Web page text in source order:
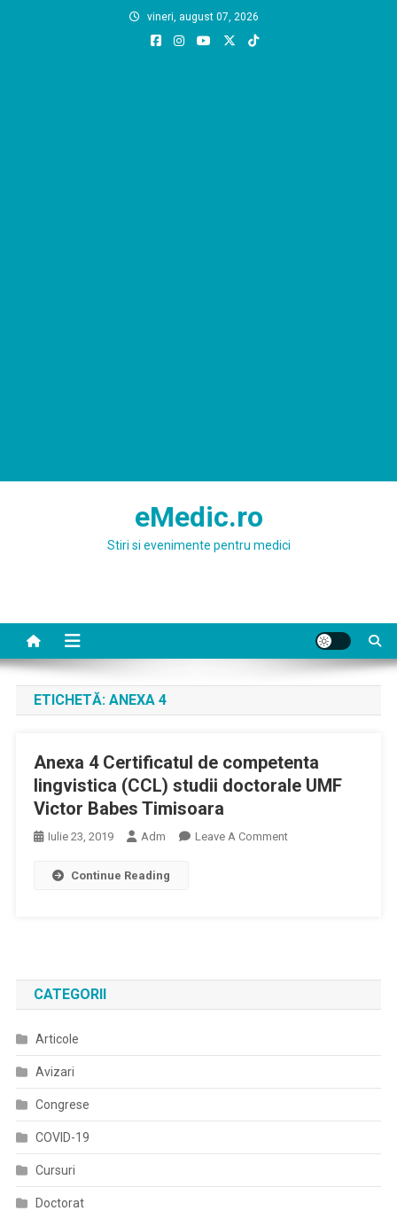
vineri, august 07, 2026
eMedic.ro
Stiri si evenimente pentru medici
ETICHETĂ: ANEXA 4
Anexa 4 Certificatul de competenta
lingvistica (CCL) studii doctorale UMF
Victor Babes Timisoara
Iulie 23, 2019 Adm Leave A CommentOn
(CCL)
Victor
Continue Reading
CATEGORII
Articole
Avizari
Congrese
COVID-19
Cursuri
Doctorat